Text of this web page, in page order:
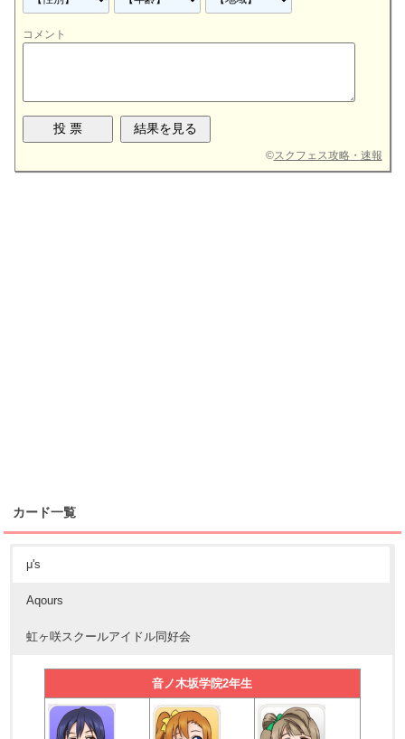
コメント
©スクフェス攻略・速報
カード一覧
μ's
Aqours
虹ヶ咲スクールアイドル同好会
音ノ木坂学院2年生